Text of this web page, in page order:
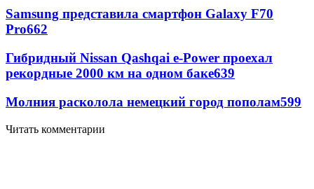
Samsung представила смартфон Galaxy F70
Pro662
Гибридный Nissan Qashqai e-Power проехал
рекордные 2000 км на одном баке639
Молния расколола немецкий город пополам599
Читать комментарии